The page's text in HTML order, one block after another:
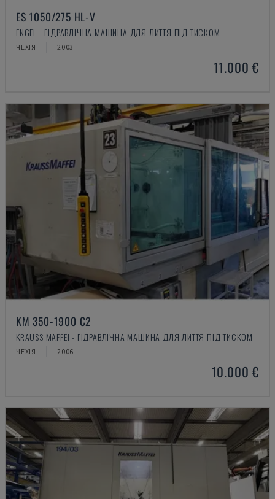
ES 1050/275 HL-V
ENGEL - ГІДРАВЛІЧНА МАШИНА ДЛЯ ЛИТТЯ ПІД ТИСКОМ
ЧЕХІЯ 2003
11.000 €
KM 350-1900 C2
KRAUSS MAFFEI - ГІДРАВЛІЧНА МАШИНА ДЛЯ ЛИТТЯ ПІД ТИСКОМ
ЧЕХІЯ 2006
10.000 €